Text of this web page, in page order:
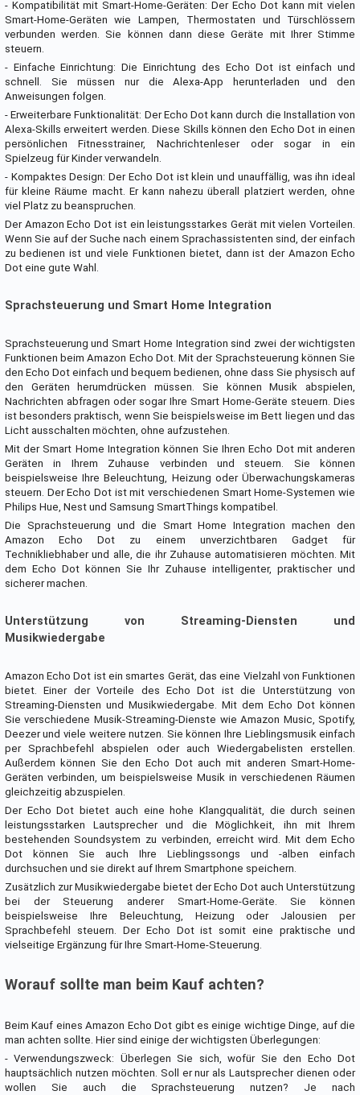
- Kompatibilität mit Smart-Home-Geräten: Der Echo Dot kann mit vielen
Smart-Home-Geräten wie Lampen, Thermostaten und Türschlössern
verbunden werden. Sie können dann diese Geräte mit Ihrer Stimme
steuern.
- Einfache Einrichtung: Die Einrichtung des Echo Dot ist einfach und
schnell. Sie müssen nur die Alexa-App herunterladen und den
Anweisungen folgen.
- Erweiterbare Funktionalität: Der Echo Dot kann durch die Installation von
Alexa-Skills erweitert werden. Diese Skills können den Echo Dot in einen
persönlichen Fitnesstrainer, Nachrichtenleser oder sogar in ein
Spielzeug für Kinder verwandeln.
- Kompaktes Design: Der Echo Dot ist klein und unauffällig, was ihn ideal
für kleine Räume macht. Er kann nahezu überall platziert werden, ohne
viel Platz zu beanspruchen.
Der Amazon Echo Dot ist ein leistungsstarkes Gerät mit vielen Vorteilen.
Wenn Sie auf der Suche nach einem Sprachassistenten sind, der einfach
zu bedienen ist und viele Funktionen bietet, dann ist der Amazon Echo
Dot eine gute Wahl.
Sprachsteuerung und Smart Home Integration
Sprachsteuerung und Smart Home Integration sind zwei der wichtigsten
Funktionen beim Amazon Echo Dot. Mit der Sprachsteuerung können Sie
den Echo Dot einfach und bequem bedienen, ohne dass Sie physisch auf
den Geräten herumdrücken müssen. Sie können Musik abspielen,
Nachrichten abfragen oder sogar Ihre Smart Home-Geräte steuern. Dies
ist besonders praktisch, wenn Sie beispielsweise im Bett liegen und das
Licht ausschalten möchten, ohne aufzustehen.
Mit der Smart Home Integration können Sie Ihren Echo Dot mit anderen
Geräten in Ihrem Zuhause verbinden und steuern. Sie können
beispielsweise Ihre Beleuchtung, Heizung oder Überwachungskameras
steuern. Der Echo Dot ist mit verschiedenen Smart Home-Systemen wie
Philips Hue, Nest und Samsung SmartThings kompatibel.
Die Sprachsteuerung und die Smart Home Integration machen den
Amazon Echo Dot zu einem unverzichtbaren Gadget für
Technikliebhaber und alle, die ihr Zuhause automatisieren möchten. Mit
dem Echo Dot können Sie Ihr Zuhause intelligenter, praktischer und
sicherer machen.
Unterstützung von Streaming-Diensten und
Musikwiedergabe
Amazon Echo Dot ist ein smartes Gerät, das eine Vielzahl von Funktionen
bietet. Einer der Vorteile des Echo Dot ist die Unterstützung von
Streaming-Diensten und Musikwiedergabe. Mit dem Echo Dot können
Sie verschiedene Musik-Streaming-Dienste wie Amazon Music, Spotify,
Deezer und viele weitere nutzen. Sie können Ihre Lieblingsmusik einfach
per Sprachbefehl abspielen oder auch Wiedergabelisten erstellen.
Außerdem können Sie den Echo Dot auch mit anderen Smart-Home-
Geräten verbinden, um beispielsweise Musik in verschiedenen Räumen
gleichzeitig abzuspielen.
Der Echo Dot bietet auch eine hohe Klangqualität, die durch seinen
leistungsstarken Lautsprecher und die Möglichkeit, ihn mit Ihrem
bestehenden Soundsystem zu verbinden, erreicht wird. Mit dem Echo
Dot können Sie auch Ihre Lieblingssongs und -alben einfach
durchsuchen und sie direkt auf Ihrem Smartphone speichern.
Zusätzlich zur Musikwiedergabe bietet der Echo Dot auch Unterstützung
bei der Steuerung anderer Smart-Home-Geräte. Sie können
beispielsweise Ihre Beleuchtung, Heizung oder Jalousien per
Sprachbefehl steuern. Der Echo Dot ist somit eine praktische und
vielseitige Ergänzung für Ihre Smart-Home-Steuerung.
Worauf sollte man beim Kauf achten?
Beim Kauf eines Amazon Echo Dot gibt es einige wichtige Dinge, auf die
man achten sollte. Hier sind einige der wichtigsten Überlegungen:
- Verwendungszweck: Überlegen Sie sich, wofür Sie den Echo Dot
hauptsächlich nutzen möchten. Soll er nur als Lautsprecher dienen oder
wollen Sie auch die Sprachsteuerung nutzen? Je nach